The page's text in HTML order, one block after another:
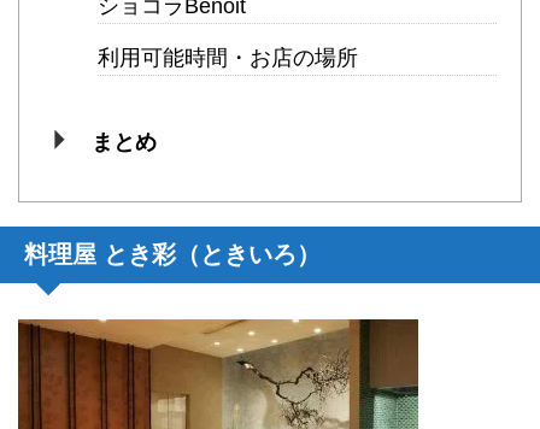
ショコラBenoit
利用可能時間・お店の場所
まとめ
料理屋 とき彩（ときいろ）